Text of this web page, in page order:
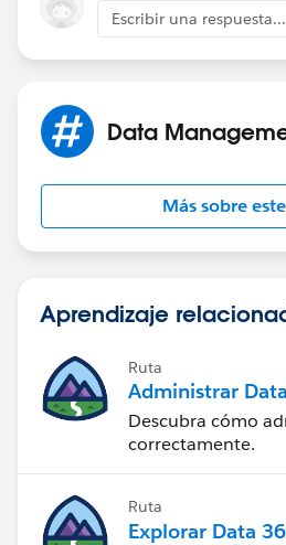
Escribir una respuesta...
Data
Más sobre
Aprendizaje
Ruta
Administrar
Descubra cómo
correctamente.
Ruta
Explorar Data